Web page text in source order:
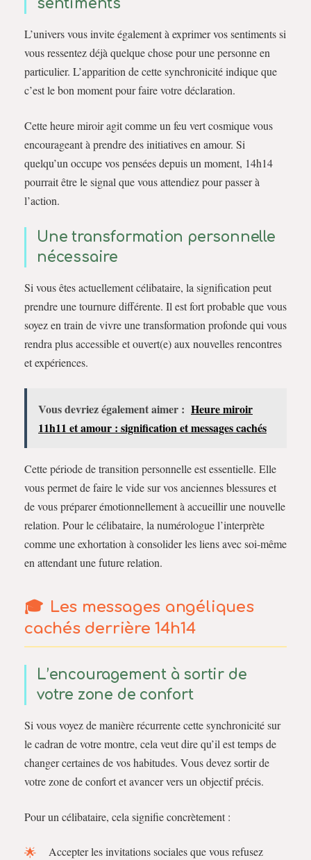
sentiments
L’univers vous invite également à exprimer vos sentiments si
vous ressentez déjà quelque chose pour une personne en
particulier. L’apparition de cette synchronicité indique que
c’est le bon moment pour faire votre déclaration.
Cette heure miroir agit comme un feu vert cosmique vous
encourageant à prendre des initiatives en amour. Si
quelqu’un occupe vos pensées depuis un moment, 14h14
pourrait être le signal que vous attendiez pour passer à
l’action.
Une transformation personnelle
nécessaire
Si vous êtes actuellement célibataire, la signification peut
prendre une tournure différente. Il est fort probable que vous
soyez en train de vivre une transformation profonde qui vous
rendra plus accessible et ouvert(e) aux nouvelles rencontres
et expériences.
Vous devriez également aimer : Heure miroir
11h11 et amour : signification et messages cachés
Cette période de transition personnelle est essentielle. Elle
vous permet de faire le vide sur vos anciennes blessures et
de vous préparer émotionnellement à accueillir une nouvelle
relation. Pour le célibataire, la numérologue l’interprète
comme une exhortation à consolider les liens avec soi-même
en attendant une future relation.
Les messages angéliques
cachés derrière 14h14
L’encouragement à sortir de
votre zone de confort
Si vous voyez de manière récurrente cette synchronicité sur
le cadran de votre montre, cela veut dire qu’il est temps de
changer certaines de vos habitudes. Vous devez sortir de
votre zone de confort et avancer vers un objectif précis.
Pour un célibataire, cela signifie concrètement :
Accepter les invitations sociales que vous refusez